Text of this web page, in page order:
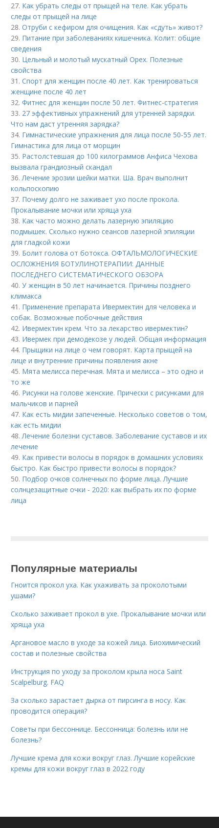
27. Как убрать следы от прыщей на теле. Как убрать
следы от прыщей на лице
28.Отруби с кефиром для очищения. Как «сдуть» живот?
29. Питание при заболеваниях кишечника. Колит: общие
сведения
30. Цельный и молотый мускатный Орех. Полезные
свойства
31.Спорт для женщин после 40 лет. Как тренироваться
женщине после 40 лет
32.Фитнес для женщин после 50 лет. Фитнес-стратегия
33. 27 эффективных упражнений для утренней зарядки.
Что нам даст утренняя зарядка?
34. Гимнастические упражнения для лица после 50-55 лет.
Гимнастика для лица от морщин
35. Растолстевшая до 100 килограммов Анфиса Чехова
вызвала грандиозный скандал
36.Лечение эрозии шейки матки. Ша. Врач выполнит
кольпоскопию
37. Почему долго не заживает ухо после прокола.
Прокалывание мочки или хряща уха
38. Как часто можно делать лазерную эпиляцию
подмышек. Сколько нужно сеансов лазерной эпиляции
для гладкой кожи
39. Болит голова от ботокса. ОФТАЛЬМОЛОГИЧЕСКИЕ
ОСЛОЖНЕНИЯ БОТУЛИНОТЕРАПИИ: ДАННЫЕ
ПОСЛЕДНЕГО СИСТЕМАТИЧЕСКОГО ОБЗОРА
40.У женщин в 50 лет начинается. Причины позднего
климакса
41. Применение препарата Ивермектин для человека и
собак. Возможные побочные действия
42. Ивермектин крем. Что за лекарство ивермектин?
43. Ивермек при демодекозе у людей. Общая информация
44. Прыщики на лице о чем говорят. Карта прыщей на
лице и внутренние причины появления акне
45. Мята мелисса перечная. Мята и мелисса – это одно и
то же
46. Рисунки на голове женские. Прически с рисунками для
мальчиков и парней
47. Как есть мидии запеченные. Несколько советов о том,
как есть мидии
48.Лечение болезни суставов. Заболевание суставов и их
лечение
49. Как привести волосы в порядок в домашних условиях
быстро. Как быстро привести волосы в порядок?
50. Подбор очков солнечных по форме лица. Лучшие
солнцезащитные очки - 2020: как выбрать их по форме
лица
Популярные материалы
Гноится прокол уха. Как ухаживать за проколотыми
ушами?
Сколько заживает прокол в ухе. Прокалывание мочки или
хряща уха
Аргановое масло в уходе за кожей лица. Биохимический
состав и полезные свойства
Инструкция по уходу за проколом крыла носа Saint
Scalpelburg. FAQ
За сколько зарастает дырка от пирсинга в носу. Как
проводится операция?
Советы при бессоннице. Бессонница: болезнь или не
болезнь?
Лучшие крема для кожи вокруг глаз. Лучшие корейские
кремы для кожи вокруг глаз в 2022 году